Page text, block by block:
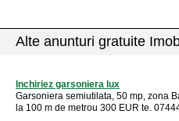
Alte anunturi gratuite
Inchiriez garsoniera lux
Garsoniera semiutilata, 50 mp, zona
la 100 m de metrou 300 EUR te.